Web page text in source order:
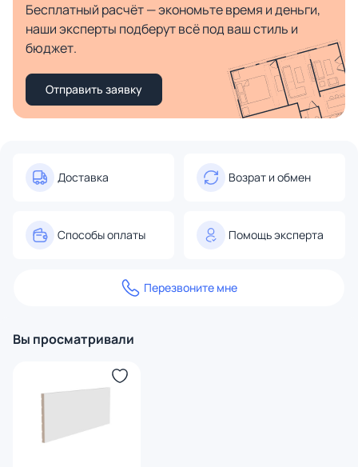
Бесплатный расчёт — экономьте время и деньги,
наши эксперты подберут всё под ваш стиль и
бюджет.
Отправить заявку
Доставка Возрат и обмен
Способы оплаты Помощь эксперта
Перезвоните мне
Вы просматривали